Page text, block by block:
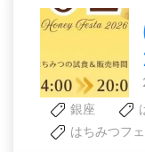
銀座
はちみつフ